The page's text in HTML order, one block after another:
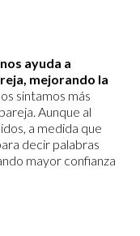
nos ayuda a
mejorando la
sintamos más
Aunque al
a medida que
decir palabras
mayor confianza